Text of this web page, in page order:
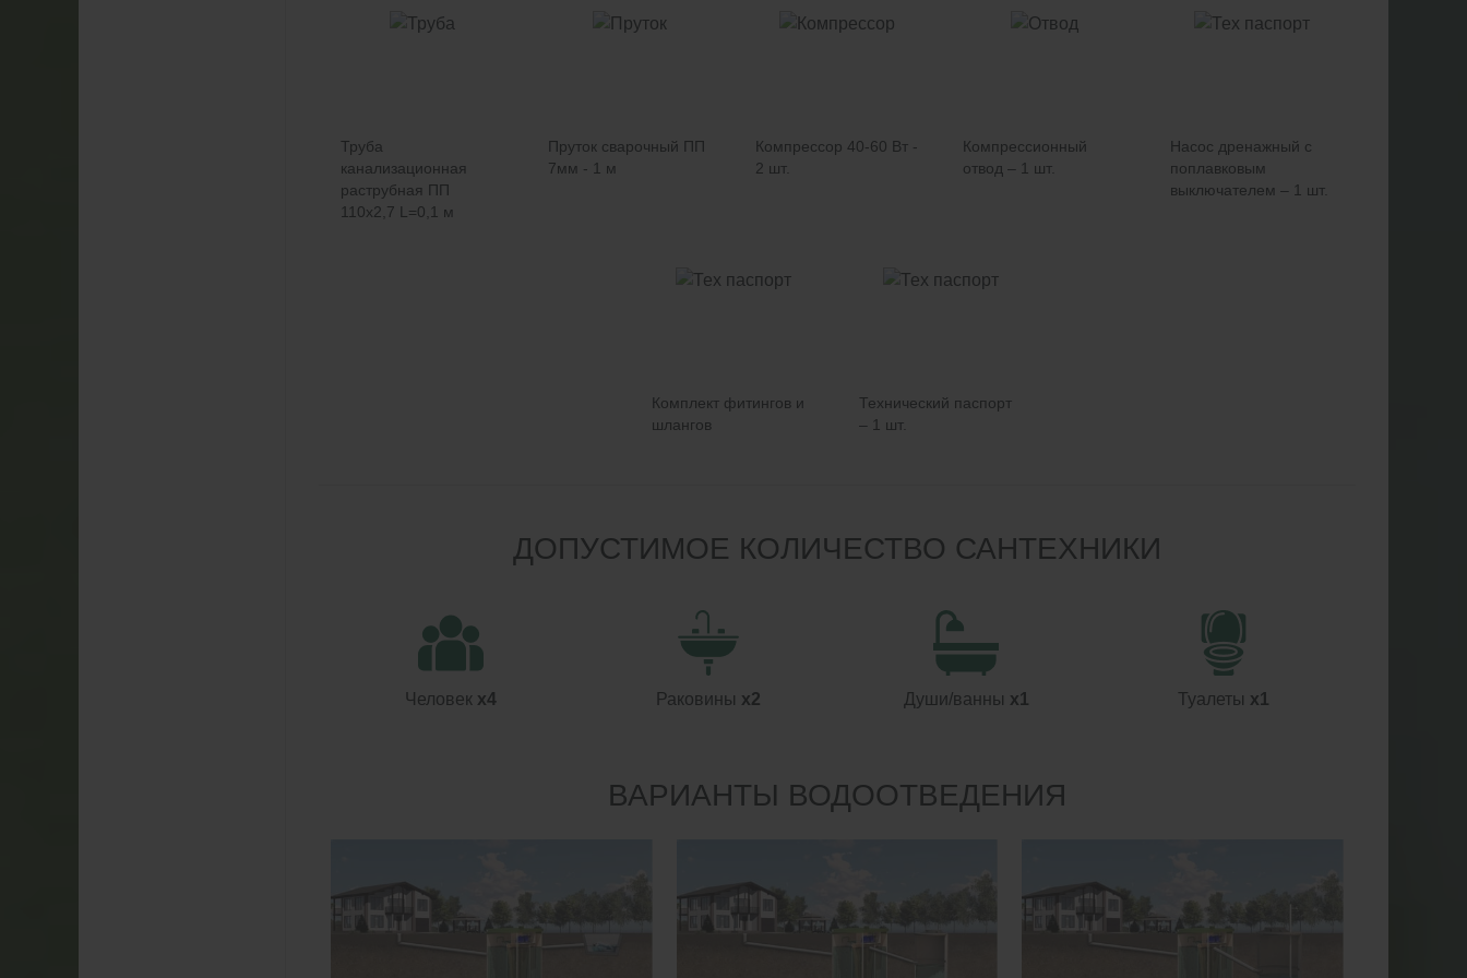
Труба
канализационная
раструбная ПП
110х2,7 L=0,1 м
Пруток сварочный ПП
7мм - 1 м
Компрессор 40-60 Вт -
2 шт.
Компрессионный
отвод – 1 шт.
Насос дренажный с
поплавковым
выключателем – 1 шт.
Комплект фитингов и
шлангов
Технический паспорт
– 1 шт.
ДОПУСТИМОЕ КОЛИЧЕСТВО САНТЕХНИКИ
Человек x4 Раковины x2 Души/ванны x1 Туалеты x1
ВАРИАНТЫ ВОДООТВЕДЕНИЯ